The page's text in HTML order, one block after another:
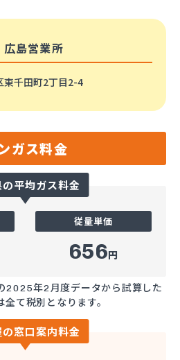
島営業所
東千田町2丁目2-4
ガス料金
平均ガス料金
従量単価
656円
2025年2月度データから試算した
て税別となります。
窓口案内料金